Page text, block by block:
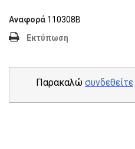
Αναφορά 110308Β
Εκτύπωση
Παρακαλώ συνδεθείτε